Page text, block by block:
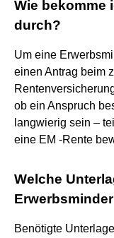
Wie bekomme
durch?
Um eine
einen Antrag beim
ob ein Anspruch
langwierig sein –
eine EM -Rente
Welche
Benötigte